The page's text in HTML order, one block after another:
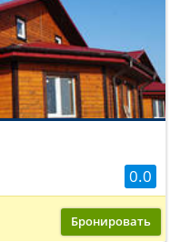
0.0
Бронировать